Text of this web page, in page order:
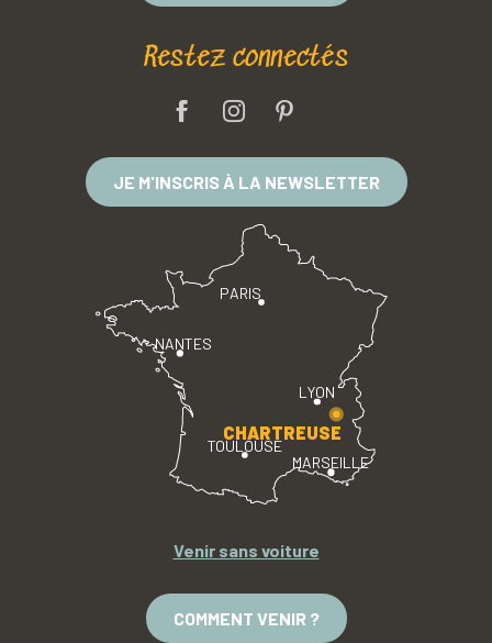
Restez connectés
JE M'INSCRIS À LA NEWSLETTER
PARIS
LYON
TOULOUSE
MARSEILLE
NANTES
CHARTREUSE
Venir sans voiture
COMMENT VENIR ?